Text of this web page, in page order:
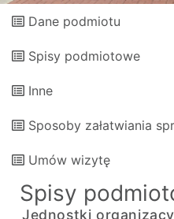
Dane podmiotu
Spisy podmiotowe
Inne
Sposoby załatwiania
Umów wizytę
Spisy
Jednostki